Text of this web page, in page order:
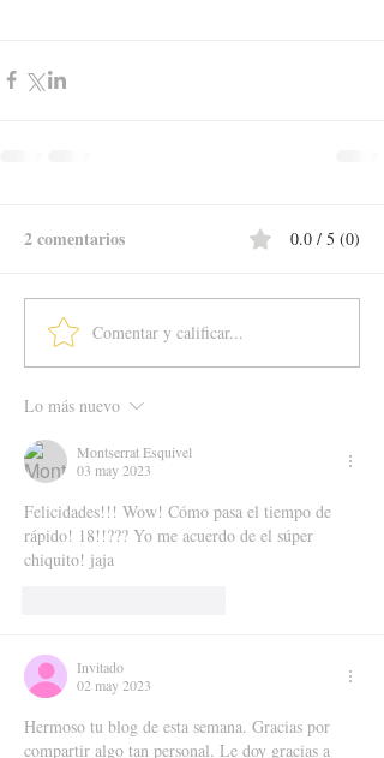
2 comentarios 0.0 / 5 (0)
Comentar y calificar...
Lo más nuevo
Montserrat Esquivel
03 may 2023
Felicidades!!! Wow! Cómo pasa el tiempo de
rápido! 18!!??? Yo me acuerdo de el súper
chiquito! jaja
Invitado
02 may 2023
Hermoso tu blog de esta semana. Gracias por
compartir algo tan personal. Le doy gracias a